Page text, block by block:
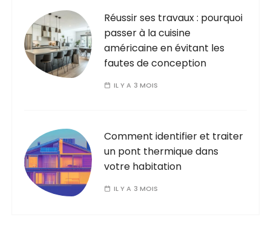
Réussir ses travaux : pourquoi
passer à la cuisine
américaine en évitant les
fautes de conception
IL Y A 3 MOIS
Comment identifier et traiter
un pont thermique dans
votre habitation
IL Y A 3 MOIS